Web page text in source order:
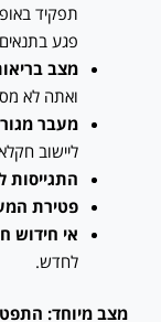
תפקיד
פגע
מצב
ואתה לא
מעבר
ליישוב
התגייסות
פטירת
אי חידוש
לחדש.
מצב מיוחד: